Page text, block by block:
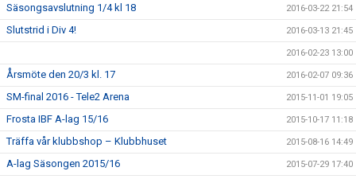
Säsongsavslutning 1/4 kl 18 2016-03-22 21:54
Slutstrid i Div 4! 2016-03-13 21:45
2016-02-23 13:00
Årsmöte den 20/3 kl. 17 2016-02-07 09:36
SM-final 2016 - Tele2 Arena 2015-11-01 19:05
Frosta IBF A-lag 15/16 2015-10-17 11:18
Träffa vår klubbshop – Klubbhuset 2015-08-16 14:49
A-lag Säsongen 2015/16 2015-07-29 17:40